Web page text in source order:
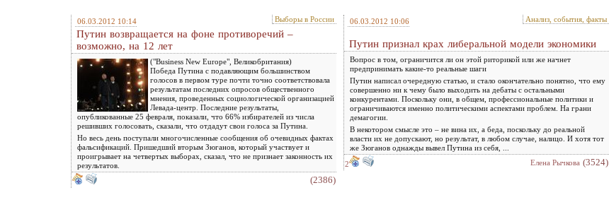
06.03.2012 10:14 Выборы в России
Путин возвращается на фоне противоречий –
возможно, на 12 лет
("Business New Europe", Великобритания)
Победа Путина с подавляющим большинством
голосов в первом туре почти точно соответствовала
результатам последних опросов общественного
мнения, проведенных социологической организацией
Левада-центр. Последние результаты,
опубликованные 25 февраля, показали, что 66% избирателей из числа
решивших голосовать, сказали, что отдадут свои голоса за Путина.
Но весь день поступали многочисленные сообщения об очевидных фактах
фальсификаций. Пришедший вторым Зюганов, который участвует и
проигрывает на четвертых выборах, сказал, что не признает законность их
результатов.
(2386)
06.03.2012 10:06 Анализ, события, факты
Путин признал крах либеральной модели экономики
Вопрос в том, ограничится ли он этой риторикой или же начнет
предпринимать какие-то реальные шаги
Путин написал очередную статью, и стало окончательно понятно, что ему
совершенно ни к чему было выходить на дебаты с остальными
конкурентами. Поскольку они, в общем, профессиональные политики и
ограничиваются именно политическими аспектами проблем. На грани
демагогии.
В некотором смысле это – не вина их, а беда, поскольку до реальной
власти их не допускают, но результат, в любом случае, налицо. И хотя тот
же Зюганов однажды вывел Путина из себя, ...
2
Елена Рычкова (3524)